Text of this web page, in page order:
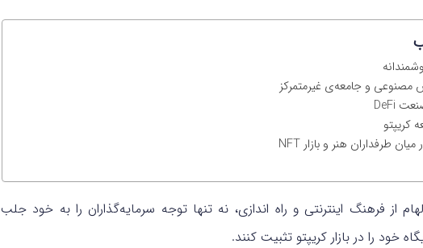
از فرهنگ اینترنتی و راه اندازی، نه تنها توجه سرمایه‌گذاران را به خود جلب
خود را در بازار کریپتو تثبیت کنند.